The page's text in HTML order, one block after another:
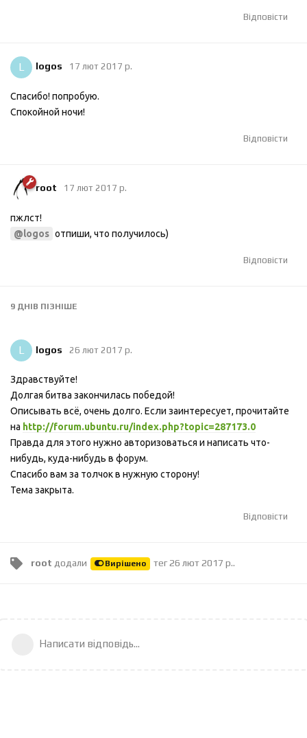
Відповісти
L logos 17 лют 2017 р.
Спасибо! попробую.
Спокойной ночи!
Відповісти
root 17 лют 2017 р.
пжлст!
@logos отпиши, что получилось)
Відповісти
9 ДНІВ ПІЗНІШЕ
L logos 26 лют 2017 р.
Здравствуйте!
Долгая битва закончилась победой!
Описывать всё, очень долго. Если заинтересует, прочитайте
на http://forum.ubuntu.ru/index.php?topic=287173.0
Правда для этого нужно авторизоваться и написать что-
нибудь, куда-нибудь в форум.
Спасибо вам за толчок в нужную сторону!
Тема закрыта.
Відповісти
root додали Вирішено тег26 лют 2017 р..
Написати відповідь...